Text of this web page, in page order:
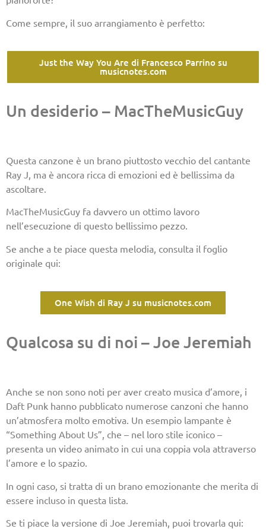
Come sempre, il suo arrangiamento è perfetto:
Just the Way You Are di Francesco Parrino su
musicnotes.com
Un desiderio – MacTheMusicGuy
Questa canzone è un brano piuttosto vecchio del cantante
Ray J, ma è ancora ricca di emozioni ed è bellissima da
ascoltare.
MacTheMusicGuy fa davvero un ottimo lavoro
nell’esecuzione di questo bellissimo pezzo.
Se anche a te piace questa melodia, consulta il foglio
originale qui:
One Wish di Ray J su musicnotes.com
Qualcosa su di noi – Joe Jeremiah
Anche se non sono noti per aver creato musica d’amore, i
Daft Punk hanno pubblicato numerose canzoni che hanno
un’atmosfera molto emotiva. Un esempio lampante è
“Something About Us”, che – nel loro stile iconico –
presenta un video animato in cui una coppia vola attraverso
l’amore e lo spazio.
In ogni caso, si tratta di un brano emozionante che merita di
essere incluso in questa lista.
Se ti piace la versione di Joe Jeremiah, puoi trovarla qui: